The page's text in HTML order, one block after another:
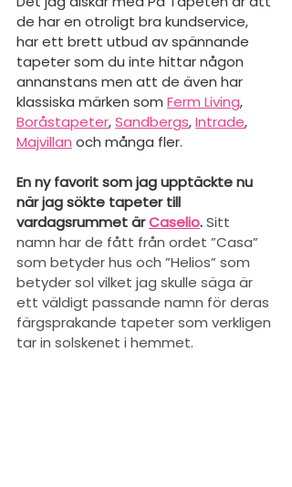
de har en otroligt bra kundservice,
har ett brett utbud av spännande
tapeter som du inte hittar någon
annanstans men att de även har
klassiska märken som Ferm Living,
Boråstapeter, Sandbergs, Intrade,
Majvillan och många fler.
En ny favorit som jag upptäckte nu
när jag sökte tapeter till
vardagsrummet är Caselio.Sitt
namn har de fått från ordet ”Casa”
som betyder hus och ”Helios” som
betyder sol vilket jag skulle säga är
ett väldigt passande namn för deras
färgsprakande tapeter som verkligen
tar in solskenet i hemmet.